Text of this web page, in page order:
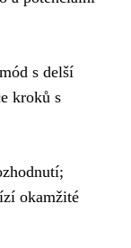
s delší
kroků s
okamžité